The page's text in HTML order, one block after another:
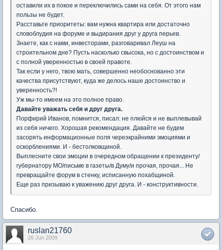
оставили их в покое и переключились сами на себя. От этого нам
пользы не будет.
Расставьте приоритеты: вам нужна квартира или достаточно
словоблудия на форуме и выдирания друг у друга перьев.
Знаете, как с нами, инвесторами, разговаривал Леуш на
строительном дне? Пусть насколько свысока, но с достоинством и
с полной уверенностью в своей правоте.
Так если у него, твою мать, совершенно необоснованно эти
качества присутствуют, куда же делось наше достоинство и
уверенность?!
Уж мы-то имеем на это полное право.
Давайте уважать себя и друг друга.
Порфирий Иванов, помнится, писал: не плюйся и не выплевывай
из себя ничего. Хорошая рекомендация. Давайте не будем
засорять информационные поля черезкрайними эмоциями и
оскорблениями. И - бестолковщиной.
Выплесните свои эмоции в очередном обращении к президенту/
губернатору МО/письме в газеты/в Думу/и прочая, прочая... Не
превращайте форум в стенку, исписанную похабщиной.
Еще раз призываю к уважению друг друга. И - конструктивности.
Спасибо.
ruslan21760
26 Jun 2009